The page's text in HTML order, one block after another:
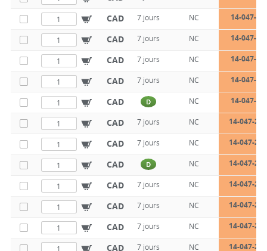
CAD 7 jours NC 14-047-
CAD 7 jours NC 14-047-
CAD 7 jours NC 14-047-
CAD 7 jours NC 14-047-
CAD D NC 14-047-
CAD 7 jours NC 14-047-
CAD 7 jours NC 14-047-
CAD D NC 14-047-
CAD 7 jours NC 14-047-
CAD 7 jours NC 14-047-
CAD 7 jours NC 14-047-
CAD 7 jours NC 14-047-